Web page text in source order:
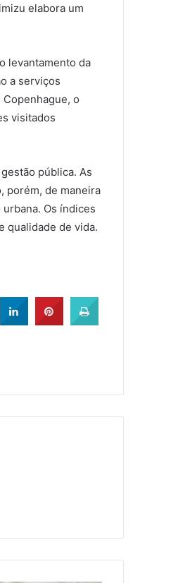
elabora um
levantamento da
a serviços
o
visitados
pública. As
porém, de maneira
Os índices
qualidade de vida.